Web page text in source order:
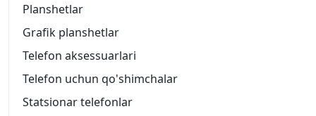
Planshetlar
Grafik planshetlar
Telefon aksessuarlari
Telefon uchun qo'shimchalar
Statsionar telefonlar